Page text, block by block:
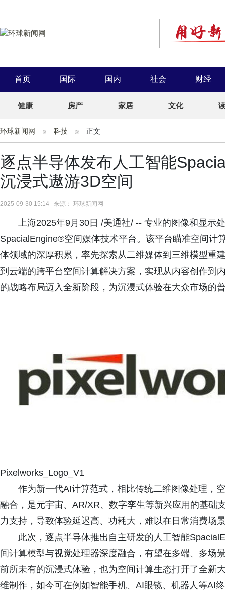
首页 国际 国内 社会 财经
健康 房产 家居 文化
环球新闻网 科技 正文
逐点半导体发布人工智能
沉浸式遨游3D空间
2025-09-30 15:14 来源： 环球新闻网
上海2025年9月30日 /美通社/ -- 专业的图像和显示
SpacialEngine®空间媒体技术平台。该平台瞄准空间计
体领域的深厚积累，率先探索从二维媒体到三维模型重
到云端的跨平台空间计算解决方案，实现从内容创作到
的战略布局迈入全新阶段，为沉浸式体验在大众市场的
Pixelworks_Logo_V1
作为新一代AI计算范式，相比传统二维图像处理，
融合，是元宇宙、AR/XR、数字孪生等新兴应用的基础
力支持，导致体验延迟高、功耗大，难以在日常消费场
此次，逐点半导体推出自主研发的人工智能
间计算模型与视觉处理器深度融合，有望在多端、多场
前所未有的沉浸式体验，也为空间计算生态打开了全新
维制作，如今可在例如智能手机、AI眼镜、机器人等AI